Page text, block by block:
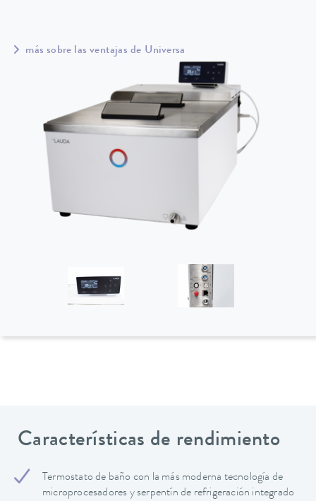
más sobre las ventajas de Universa
Características de rendimiento
Termostato de baño con la más moderna tecnología de
microprocesadores y serpentín de refrigeración integrado